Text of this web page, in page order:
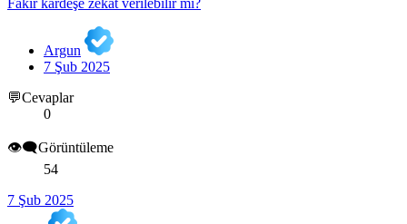
Fakir kardeşe zekât verilebilir mi?
Argun
7 Şub 2025
💬Cevaplar
0
👁️‍🗨️Görüntüleme
54
7 Şub 2025